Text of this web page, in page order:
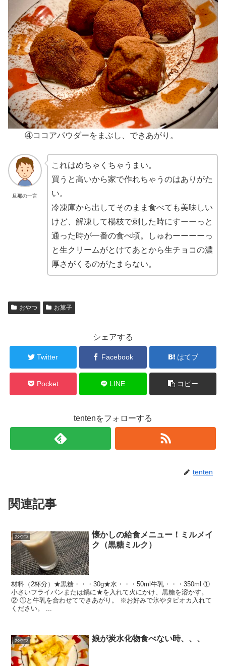
④ココアパウダーをまぶし、できあがり。
旦那の一言
これはめちゃくちゃうまい。
買うと高いから家で作れちゃうのはありがた
い。
冷凍庫から出してそのまま食べても美味しい
けど、解凍して楊枝で刺した時にすーーっと
通った時が一番の食べ頃。しゅわーーーーっ
と生クリームがとけてあとから生チョコの濃
厚さがくるのがたまらない。
おやつ お菓子
シェアする
Twitter Facebook はてブ
Pocket LINE コピー
tentenをフォローする
tenten
関連記事
おやつ
懐かしの給食メニュー！ミルメイ
ク（黒糖ミルク）
材料（2杯分）★黒糖・・・30g★水・・・50ml牛乳・・・350ml ①
小さいフライパンまたは鍋に★を入れて火にかけ、黒糖を溶かす。
② ①と牛乳を合わせてできあがり。 ※お好みで氷やタピオカ入れて
ください。 ...
おやつ 娘が炭水化物食べない時、、、